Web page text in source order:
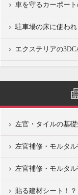
車を守るカーポー
駐車場の床に使わ
エクステリアの
左官・タイルの基
左官補修・モルタ
左官補修・モルタ
貼る建材シート！